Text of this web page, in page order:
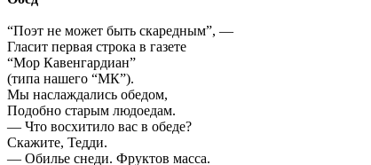
“Поэт не может быть скаредным”, —
Гласит первая строка в газете
“Мор Кавенгардиан”
(типа нашего “МК”).
Мы наслаждались обедом,
Подобно старым людоедам.
— Что восхитило вас в обеде?
Скажите, Тедди.
— Обилье снеди. Фруктов масса.